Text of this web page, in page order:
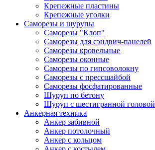
Крепежные пластины
Крепежные уголки
Саморезы и шурупы
Саморезы "Клоп"
Саморезы для сэндвич-панелей
Саморезы кровельные
Саморезы оконные
Саморезы по гипсоволокну
Саморезы с прессшайбой
Саморезы фосфатированные
Шуруп по бетону
Шуруп с шестигранной головой
Анкерная техника
Анкер забивной
Анкер потолочный
Анкер с кольцом